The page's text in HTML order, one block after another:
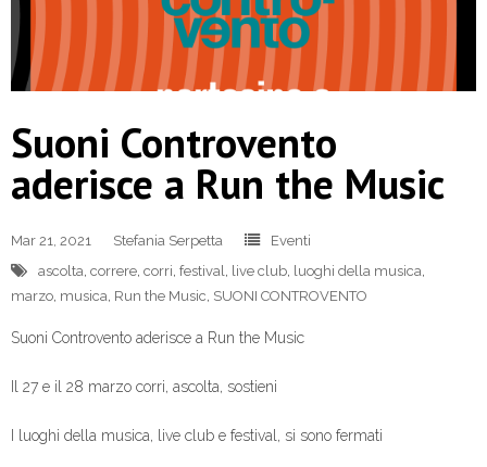
Suoni Controvento
aderisce a Run the Music
Mar 21, 2021 Stefania Serpetta
Eventi
ascolta correre corri festival live club luoghi della musica
marzo musica Run the Music SUONI CONTROVENTO
Suoni Controvento aderisce a Run the Music
Il 27 e il 28 marzo corri, ascolta, sostieni
I luoghi della musica, live club e festival, si sono fermati